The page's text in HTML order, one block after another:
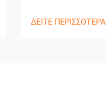
ΔΕΙΤΕ ΠΕΡΙΣΣΟΤΕΡΑ